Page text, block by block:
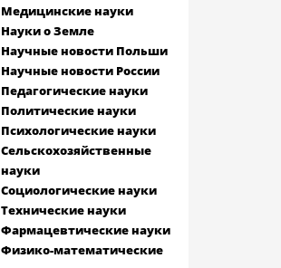
Медицинские науки
Науки о Земле
Научные новости Польши
Научные новости России
Педагогические науки
Политические науки
Психологические науки
Сельскохозяйственные
науки
Социологические науки
Технические науки
Фармацевтические науки
Физико-математические